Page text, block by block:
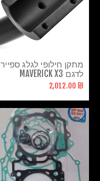
מתקן חילופי לגלג ספייר
לדגם MAVERICK X3
₪ 2,012.00